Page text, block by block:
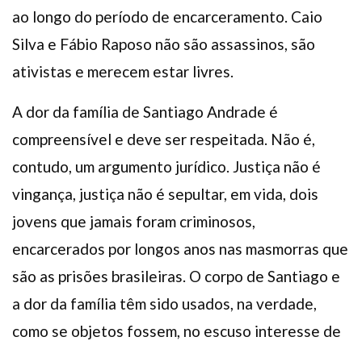
ao longo do período de encarceramento. Caio
Silva e Fábio Raposo não são assassinos, são
ativistas e merecem estar livres.
A dor da família de Santiago Andrade é
compreensível e deve ser respeitada. Não é,
contudo, um argumento jurídico. Justiça não é
vingança, justiça não é sepultar, em vida, dois
jovens que jamais foram criminosos,
encarcerados por longos anos nas masmorras que
são as prisões brasileiras. O corpo de Santiago e
a dor da família têm sido usados, na verdade,
como se objetos fossem, no escuso interesse de